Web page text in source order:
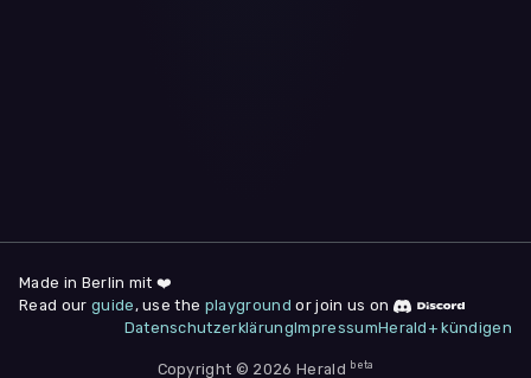
deine Zustimmung jederzeit unter "
am Seitenende widerrufen.
Nur notwendige
Made in Berlin mit ❤️
Read our guide , use the playground or join us on
DatenschutzerklärungImpressumHerald+ kündigen
Copyright © 2026 Herald beta